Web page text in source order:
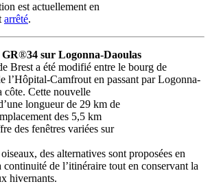
est actuellement en
arrêté.
GR®34 sur Logonna-Daoulas
Brest a été modifié entre le bourg de
l’Hôpital-Camfrout en passant par Logonna-
côte. Cette nouvelle
longueur de 29 km de
des 5,5 km
des fenêtres variées sur
des alternatives sont proposées en
continuité de l’itinéraire tout en conservant la
hivernants.